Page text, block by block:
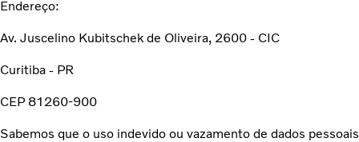
Endereço:
Av. Juscelino Kubitschek de Oliveira, 2600 - CIC
Curitiba - PR
CEP 81260-900
Sabemos que o uso indevido ou vazamento de dados pessoais